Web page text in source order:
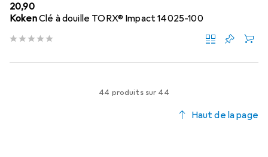
EUR
20,90
KokenClé à douille TORX® Impact 14025-100
44 produits sur 44
Haut de la page